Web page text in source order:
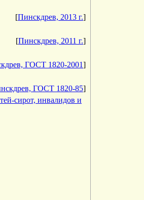
[Пинскдрев, 2013 г.]
[Пинскдрев, 2011 г.]
ГОСТ 1820-2001]
ГОСТ 1820-85]
сирот, инвалидов и